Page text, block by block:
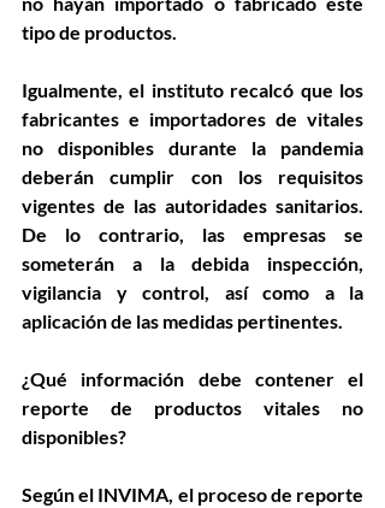
tipo de productos.
Igualmente, el instituto recalcó que los
fabricantes e importadores de vitales
no disponibles durante la pandemia
deberán cumplir con los requisitos
vigentes de las autoridades sanitarios.
De lo contrario, las empresas se
someterán a la debida inspección,
vigilancia y control, así como a la
aplicación de las medidas pertinentes.
¿Qué información debe contener el
reporte de productos vitales no
disponibles?
Según el INVIMA, el proceso de reporte